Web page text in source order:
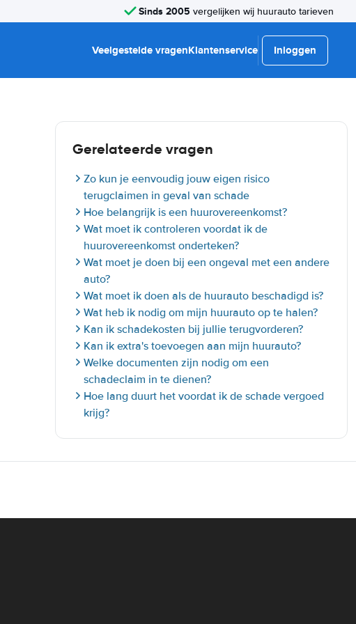
Sinds 2005 vergelijken wij huurauto tarieven
Veelgestelde vragenKlantenservice Inloggen
Gerelateerde vragen
Zo kun je eenvoudig jouw eigen risico
terugclaimen in geval van schade
Hoe belangrijk is een huurovereenkomst?
Wat moet ik controleren voordat ik de
huurovereenkomst onderteken?
Wat moet je doen bij een ongeval met een andere
auto?
Wat moet ik doen als de huurauto beschadigd is?
Wat heb ik nodig om mijn huurauto op te halen?
Kan ik schadekosten bij jullie terugvorderen?
Kan ik extra's toevoegen aan mijn huurauto?
Welke documenten zijn nodig om een
schadeclaim in te dienen?
Hoe lang duurt het voordat ik de schade vergoed
krijg?